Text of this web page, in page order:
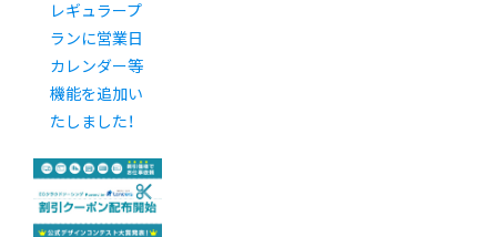
レギュラープ
ランに営業日
カレンダー等
機能を追加い
たしました！